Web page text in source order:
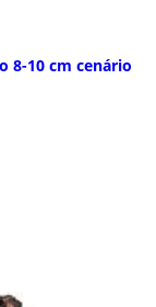
8-10 cm cenário